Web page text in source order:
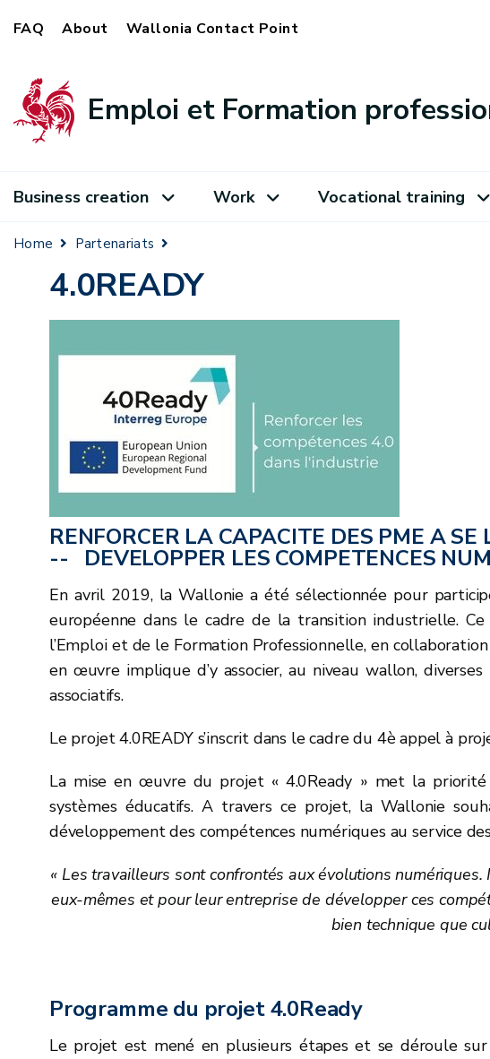
FAQ About Wallonia Contact Point
Emploi et Formation
Business creation Work Vocational training
Home Partenariats
4.0READY
RENFORCER LA CAPACITE DES PME A
-- DEVELOPPER LES COMPETENCES
En avril 2019, la Wallonie a été sélectionnée pour
européenne dans le cadre de la transition industrielle.
l’Emploi et de le Formation Professionnelle, en
en œuvre implique d’y associer, au niveau wallon,
associatifs.
Le projet 4.0READY s’inscrit dans le cadre du 4è appel à
La mise en œuvre du projet « 4.0Ready » met la
systèmes éducatifs. A travers ce projet, la Wallonie
développement des compétences numériques au service
« Les travailleurs sont confrontés aux évolutions
eux-mêmes et pour leur entreprise de développer ces
bien technique que
Programme du projet 4.0Ready
Le projet est mené en plusieurs étapes et se déroule